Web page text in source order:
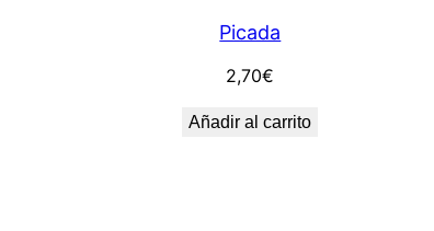
Picada
2,70€
Añadir al carrito